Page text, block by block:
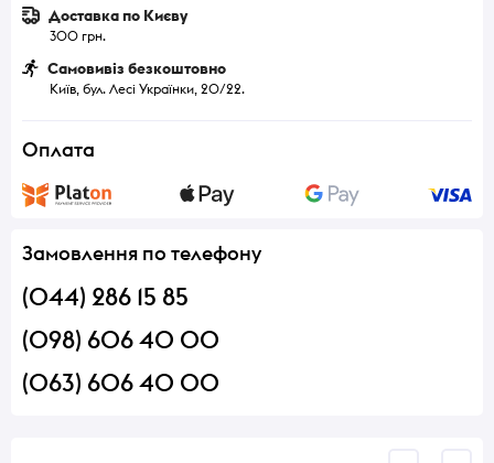
Доставка по Києву
300 грн.
Самовивіз безкоштовно
Київ, бул. Лесі Українки, 20/22.
Оплата
Замовлення по телефону
(044) 286 15 85
(098) 606 40 00
(063) 606 40 00